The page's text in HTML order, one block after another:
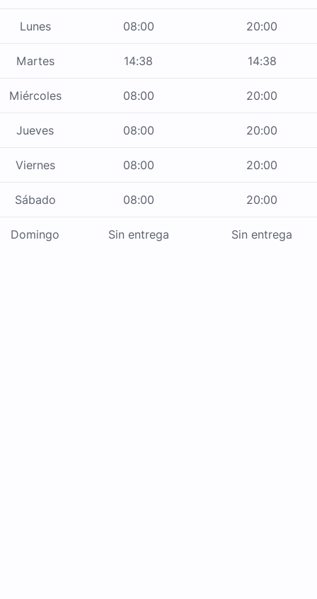
Lunes 08:00 20:00
Martes 14:38 14:38
Miércoles 08:00 20:00
Jueves 08:00 20:00
Viernes 08:00 20:00
Sábado 08:00 20:00
Domingo Sin entrega Sin entrega